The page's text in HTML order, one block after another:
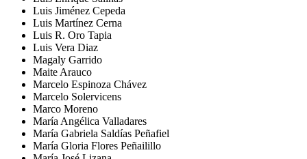
Luis Jiménez Cepeda
Luis Martínez Cerna
Luis R. Oro Tapia
Luis Vera Diaz
Magaly Garrido
Maite Arauco
Marcelo Espinoza Chávez
Marcelo Solervicens
Marco Moreno
María Angélica Valladares
María Gabriela Saldías Peñafiel
María Gloria Flores Peñailillo